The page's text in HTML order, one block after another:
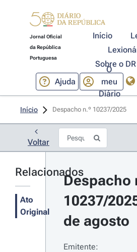
Jornal Oficial
da República
Portuguesa
Início
Sobre o DR
Ajuda
O
meu
Diário
Início Despacho n.º 10237/2025
Voltar
Relacionados
Ato
Original
Despacho
10237/
de agosto
Emitente: